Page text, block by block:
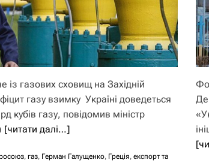
із газових сховищ на Західній
газу взимку Україні доведеться
кубів газу, повідомив міністр
[читати далі…]
, газ, Герман Галущенко, Греція, експорт та